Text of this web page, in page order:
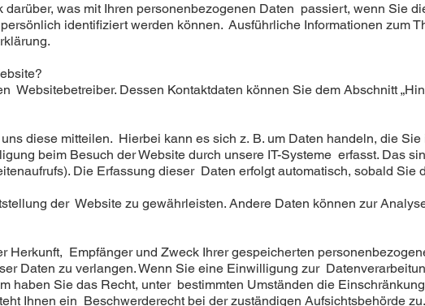
was mit Ihren personenbezogenen Daten passiert, wenn Sie
identifiziert werden können. Ausführliche Informationen zum
Websitebetreiber. Dessen Kontaktdaten können Sie dem Abschnitt
diese mitteilen. Hierbei kann es sich z. B. um Daten handeln, die
beim Besuch der Website durch unsere IT-Systeme erfasst. Das
Die Erfassung dieser Daten erfolgt automatisch, sobald Sie
der Website zu gewährleisten. Andere Daten können zur
Empfänger und Zweck Ihrer gespeicherten
Daten zu verlangen. Wenn Sie eine Einwilligung zur
haben Sie das Recht, unter bestimmten Umständen die
Ihnen ein Beschwerderecht bei der zuständigen Aufsichtsbehörde zu.